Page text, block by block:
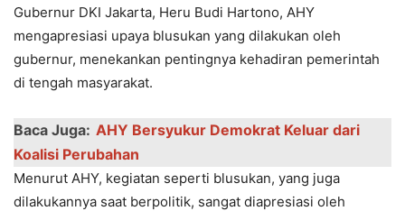
Gubernur DKI Jakarta, Heru Budi Hartono, AHY
mengapresiasi upaya blusukan yang dilakukan oleh
gubernur, menekankan pentingnya kehadiran pemerintah
di tengah masyarakat.
Baca Juga: AHY Bersyukur Demokrat Keluar dari
Koalisi Perubahan
Menurut AHY, kegiatan seperti blusukan, yang juga
dilakukannya saat berpolitik, sangat diapresiasi oleh